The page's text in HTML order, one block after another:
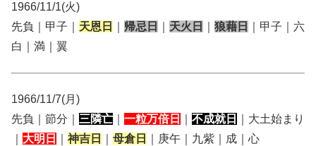
1966/11/1(火)
先負｜甲子｜ 天恩日 帰忌日 天火日 狼藉日
｜甲子｜六
白｜満｜翼
1966/11/7(月)
先負｜節分｜ 三隣亡 一粒万倍日 不成就日
｜大土始まり
大明日 神吉日 母倉日 ｜庚午｜九紫｜成｜心